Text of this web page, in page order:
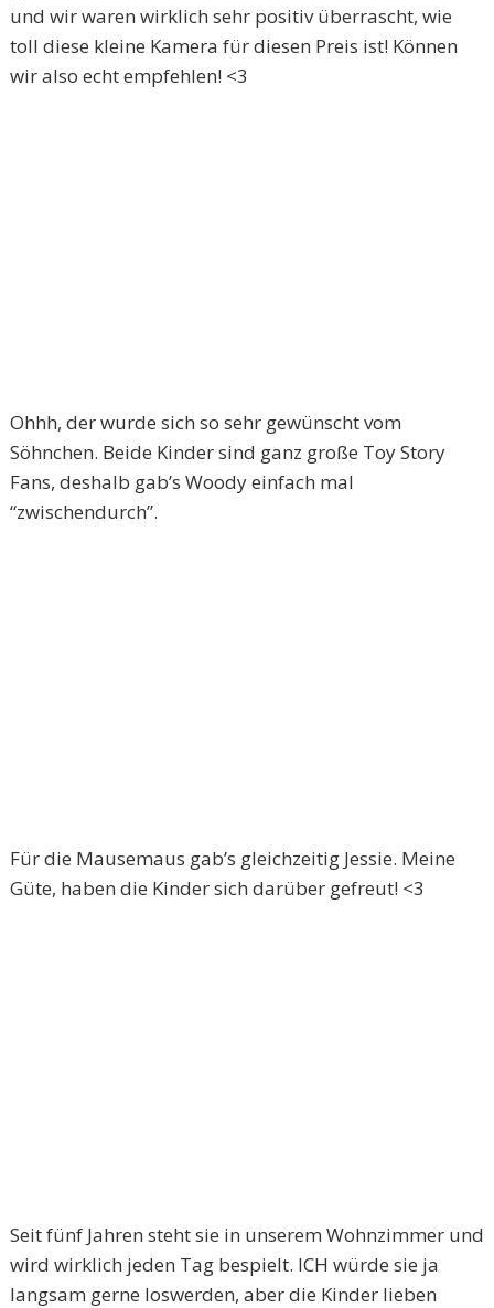
und wir waren wirklich sehr positiv überrascht, wie
toll diese kleine Kamera für diesen Preis ist! Können
wir also echt empfehlen! <3
Ohhh, der wurde sich so sehr gewünscht vom
Söhnchen. Beide Kinder sind ganz große Toy Story
Fans, deshalb gab’s Woody einfach mal
“zwischendurch”.
Für die Mausemaus gab’s gleichzeitig Jessie. Meine
Güte, haben die Kinder sich darüber gefreut! <3
Seit fünf Jahren steht sie in unserem Wohnzimmer und
wird wirklich jeden Tag bespielt. ICH würde sie ja
langsam gerne loswerden, aber die Kinder lieben